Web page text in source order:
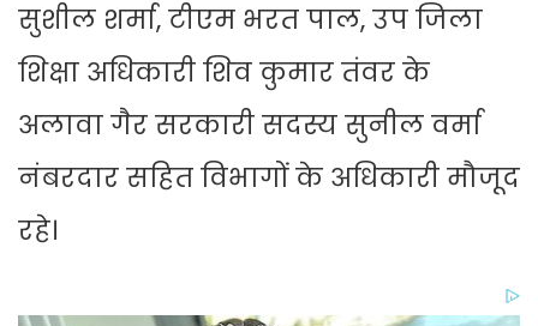
सुशील शर्मा, टीएम भरत पाल, उप जिला
शिक्षा अधिकारी शिव कुमार तंवर के
अलावा गैर सरकारी सदस्य सुनील वर्मा
नंबरदार सहित विभागों के अधिकारी मौजूद
रहे।